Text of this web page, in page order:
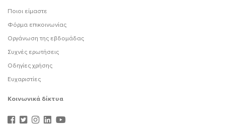
Ποιοι είμαστε
Φόρμα επικοινωνίας
Οργάνωση της εβδομάδας
Συχνές ερωτήσεις
Οδηγίες χρήσης
Ευχαριστίες
Κοινωνικά δίκτυα